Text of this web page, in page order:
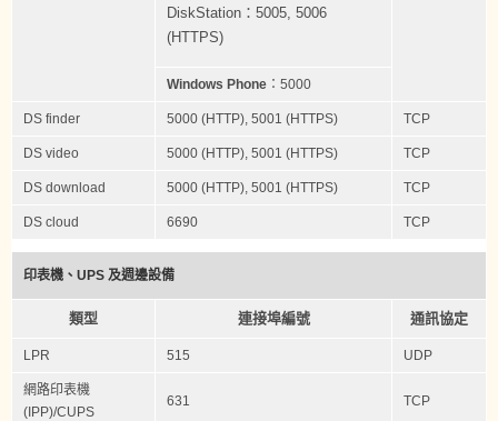
DiskStation：5005, 5006
(HTTPS)
Windows Phone ：5000
DS finder 5000 (HTTP), 5001 (HTTPS) TCP
DS video 5000 (HTTP), 5001 (HTTPS) TCP
DS download 5000 (HTTP), 5001 (HTTPS) TCP
DS cloud 6690 TCP
印表機、UPS 及週邊設備
類型 連接埠編號 通訊協定
LPR 515 UDP
網路印表機
(IPP)/CUPS
631 TCP